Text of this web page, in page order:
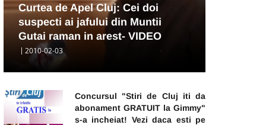
Curtea de Apel Cluj: Cei doi
suspecti ai jafului din Muntii
Gutai raman in arest- VIDEO
2010-02-03
Concursul "Stiri de Cluj iti da
abonament GRATUIT la Gimmy"
s-a incheiat! Vezi daca esti pe